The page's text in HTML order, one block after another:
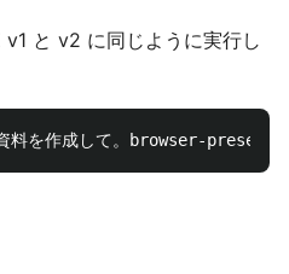
と v2 に同じように実行し